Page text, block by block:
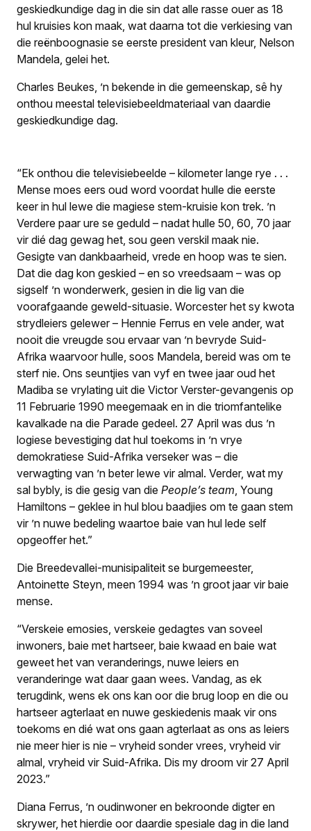
geskiedkundige dag in die sin dat alle rasse ouer as 18
hul kruisies kon maak, wat daarna tot die verkiesing van
die reënboognasie se eerste president van kleur, Nelson
Mandela, gelei het.
Charles Beukes, ’n bekende in die gemeenskap, sê hy
onthou meestal televisiebeeldmateriaal van daardie
geskiedkundige dag.
“Ek onthou die televisiebeelde – kilometer lange rye . . .
Mense moes eers oud word voordat hulle die eerste
keer in hul lewe die magiese stem-kruisie kon trek. ’n
Verdere paar ure se geduld – nadat hulle 50, 60, 70 jaar
vir dié dag gewag het, sou geen verskil maak nie.
Gesigte van dankbaarheid, vrede en hoop was te sien.
Dat die dag kon geskied – en so vreedsaam – was op
sigself ’n wonderwerk, gesien in die lig van die
voorafgaande geweld-situasie. Worcester het sy kwota
strydleiers gelewer – Hennie Ferrus en vele ander, wat
nooit die vreugde sou ervaar van ’n bevryde Suid-
Afrika waarvoor hulle, soos Mandela, bereid was om te
sterf nie. Ons seuntjies van vyf en twee jaar oud het
Madiba se vrylating uit die Victor Verster-gevangenis op
11 Februarie 1990 meegemaak en in die triomfantelike
kavalkade na die Parade gedeel. 27 April was dus ’n
logiese bevestiging dat hul toekoms in ’n vrye
demokratiese Suid-Afrika verseker was – die
verwagting van ’n beter lewe vir almal. Verder, wat my
sal bybly, is die gesig van die People’s team , Young
Hamiltons – geklee in hul blou baadjies om te gaan stem
vir ’n nuwe bedeling waartoe baie van hul lede self
opgeoffer het.”
Die Breedevallei-munisipaliteit se burgemeester,
Antoinette Steyn, meen 1994 was ’n groot jaar vir baie
mense.
“Verskeie emosies, verskeie gedagtes van soveel
inwoners, baie met hartseer, baie kwaad en baie wat
geweet het van veranderings, nuwe leiers en
veranderinge wat daar gaan wees. Vandag, as ek
terugdink, wens ek ons kan oor die brug loop en die ou
hartseer agterlaat en nuwe geskiedenis maak vir ons
toekoms en dié wat ons gaan agterlaat as ons as leiers
nie meer hier is nie – vryheid sonder vrees, vryheid vir
almal, vryheid vir Suid-Afrika. Dis my droom vir 27 April
2023.”
Diana Ferrus, ’n oudinwoner en bekroonde digter en
skrywer, het hierdie oor daardie spesiale dag in die land